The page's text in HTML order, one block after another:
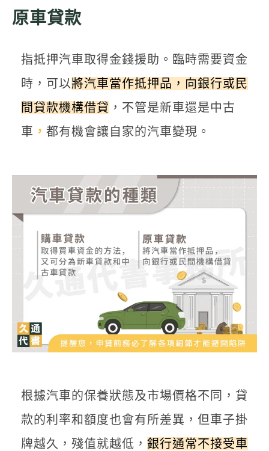
原車貸款
指抵押汽車取得金錢援助。臨時需要資金
時，可以將汽車當作抵押品，向銀行或民
間貸款機構借貸 ，不管是新車還是中古
車 ， 都有機會讓自家的汽車變現。
根據汽車的保養狀態及市場價格不同，貸
款的利率和額度也會有所差異，但車子掛
牌越久，殘值就越低， 銀行通常不接受車